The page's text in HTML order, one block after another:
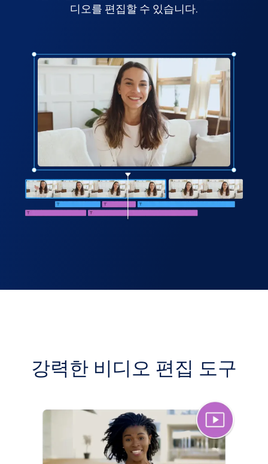
디오를 편집할 수 있습니다.
강력한 비디오 편집 도구